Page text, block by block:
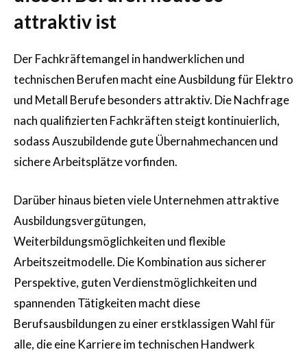
attraktiv ist
Der Fachkräftemangel in handwerklichen und
technischen Berufen macht eine Ausbildung für Elektro
und Metall Berufe besonders attraktiv. Die Nachfrage
nach qualifizierten Fachkräften steigt kontinuierlich,
sodass Auszubildende gute Übernahmechancen und
sichere Arbeitsplätze vorfinden.
Darüber hinaus bieten viele Unternehmen attraktive
Ausbildungsvergütungen,
Weiterbildungsmöglichkeiten und flexible
Arbeitszeitmodelle. Die Kombination aus sicherer
Perspektive, guten Verdienstmöglichkeiten und
spannenden Tätigkeiten macht diese
Berufsausbildungen zu einer erstklassigen Wahl für
alle, die eine Karriere im technischen Handwerk